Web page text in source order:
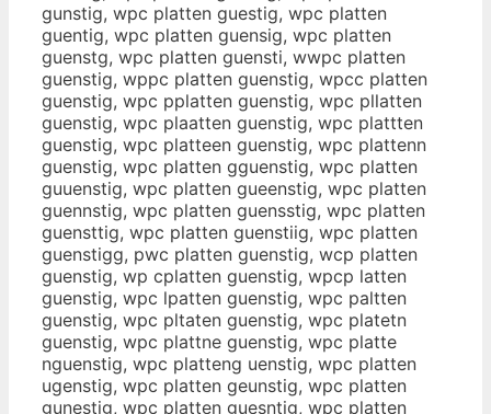
gunstig, wpc platten guestig, wpc platten
guentig, wpc platten guensig, wpc platten
guenstg, wpc platten guensti, wwpc platten
guenstig, wppc platten guenstig, wpcc platten
guenstig, wpc pplatten guenstig, wpc pllatten
guenstig, wpc plaatten guenstig, wpc plattten
guenstig, wpc platteen guenstig, wpc plattenn
guenstig, wpc platten gguenstig, wpc platten
guuenstig, wpc platten gueenstig, wpc platten
guennstig, wpc platten guensstig, wpc platten
guensttig, wpc platten guenstiig, wpc platten
guenstigg, pwc platten guenstig, wcp platten
guenstig, wp cplatten guenstig, wpcp latten
guenstig, wpc lpatten guenstig, wpc paltten
guenstig, wpc pltaten guenstig, wpc platetn
guenstig, wpc plattne guenstig, wpc platte
nguenstig, wpc platteng uenstig, wpc platten
ugenstig, wpc platten geunstig, wpc platten
gunestig, wpc platten guesntig, wpc platten